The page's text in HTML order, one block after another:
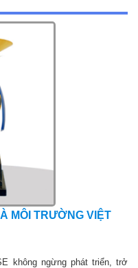
MÔI TRƯỜNG VIỆT
không ngừng phát triển, trở